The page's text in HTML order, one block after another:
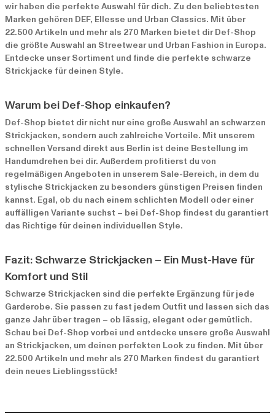
wir haben die perfekte Auswahl für dich. Zu den beliebtesten
Marken gehören DEF, Ellesse und Urban Classics. Mit über
22.500 Artikeln und mehr als 270 Marken bietet dir Def-Shop
die größte Auswahl an Streetwear und Urban Fashion in Europa.
Entdecke unser Sortiment und finde die perfekte schwarze
Strickjacke für deinen Style.
Warum bei Def-Shop einkaufen?
Def-Shop bietet dir nicht nur eine große Auswahl an schwarzen
Strickjacken, sondern auch zahlreiche Vorteile. Mit unserem
schnellen Versand direkt aus Berlin ist deine Bestellung im
Handumdrehen bei dir. Außerdem profitierst du von
regelmäßigen Angeboten in unserem Sale-Bereich, in dem du
stylische Strickjacken zu besonders günstigen Preisen finden
kannst. Egal, ob du nach einem schlichten Modell oder einer
auffälligen Variante suchst – bei Def-Shop findest du garantiert
das Richtige für deinen individuellen Style.
Fazit: Schwarze Strickjacken – Ein Must-Have für
Komfort und Stil
Schwarze Strickjacken sind die perfekte Ergänzung für jede
Garderobe. Sie passen zu fast jedem Outfit und lassen sich das
ganze Jahr über tragen – ob lässig, elegant oder gemütlich.
Schau bei Def-Shop vorbei und entdecke unsere große Auswahl
an Strickjacken, um deinen perfekten Look zu finden. Mit über
22.500 Artikeln und mehr als 270 Marken findest du garantiert
dein neues Lieblingsstück!